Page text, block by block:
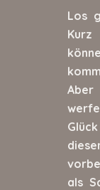
Los
als